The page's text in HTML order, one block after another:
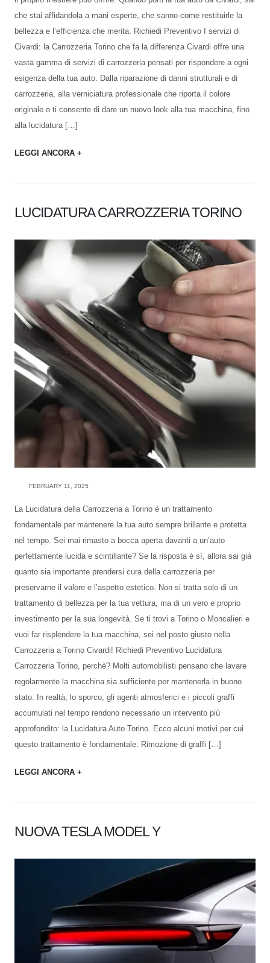
che stai affidandola a mani esperte, che sanno come restituirle la
bellezza e l’efficienza che merita. Richiedi Preventivo I servizi di
Civardi: la Carrozzeria Torino che fa la differenza Civardi offre una
vasta gamma di servizi di carrozzeria pensati per rispondere a ogni
esigenza della tua auto. Dalla riparazione di danni strutturali e di
carrozzeria, alla verniciatura professionale che riporta il colore
originale o ti consente di dare un nuovo look alla tua macchina, fino
alla lucidatura […]
LEGGI ANCORA +
LUCIDATURA CARROZZERIA TORINO
FEBRUARY 11, 2025
La Lucidatura della Carrozzeria a Torino è un trattamento
fondamentale per mantenere la tua auto sempre brillante e protetta
nel tempo. Sei mai rimasto a bocca aperta davanti a un’auto
perfettamente lucida e scintillante? Se la risposta è sì, allora sai già
quanto sia importante prendersi cura della carrozzeria per
preservarne il valore e l’aspetto estetico. Non si tratta solo di un
trattamento di bellezza per la tua vettura, ma di un vero e proprio
investimento per la sua longevità. Se ti trovi a Torino o Moncalieri e
vuoi far risplendere la tua macchina, sei nel posto giusto nella
Carrozzeria a Torino Civardi! Richiedi Preventivo Lucidatura
Carrozzeria Torino, perchè? Molti automobilisti pensano che lavare
regolarmente la macchina sia sufficiente per mantenerla in buono
stato. In realtà, lo sporco, gli agenti atmosferici e i piccoli graffi
accumulati nel tempo rendono necessario un intervento più
approfondito: la Lucidatura Auto Torino. Ecco alcuni motivi per cui
questo trattamento è fondamentale: Rimozione di graffi […]
LEGGI ANCORA +
NUOVA TESLA MODEL Y